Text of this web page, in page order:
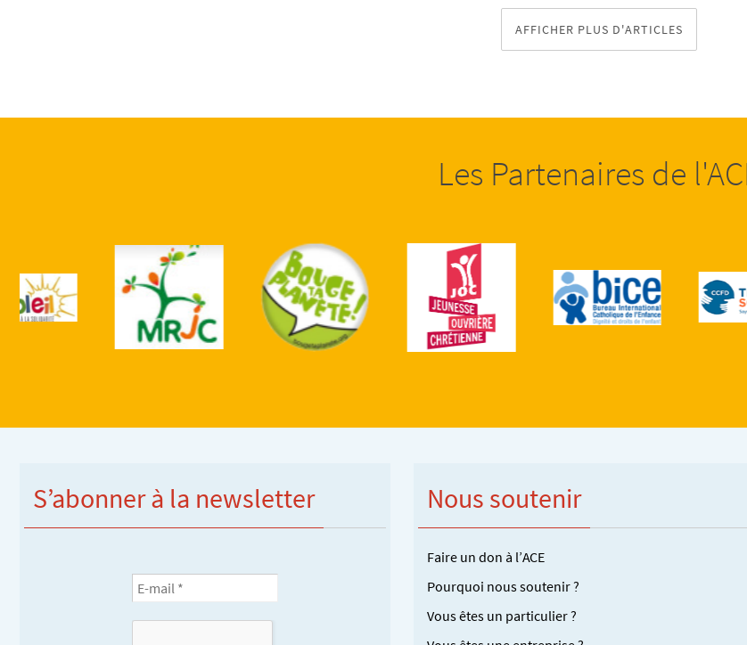
AFFICHER PLUS D'ARTICLES
Les Partenaires de
S’abonner à la newsletter Nous soutenir
Faire un don à l’ACE
Pourquoi nous soutenir ?
Vous êtes un particulier ?